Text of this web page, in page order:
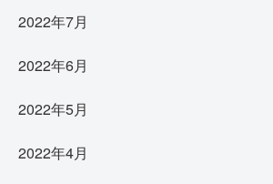
2022年7月
2022年6月
2022年5月
2022年4月